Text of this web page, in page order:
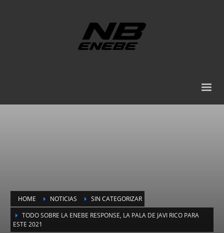
HOME NOTICIAS
SIN CATEGORIZAR
TODO SOBRE LA ENEBE RESPONSE, LA PALA DE JAVI RICO PARA
ESTE 2021